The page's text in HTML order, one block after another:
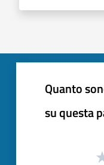
Quanto
su questa